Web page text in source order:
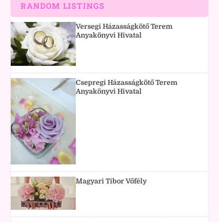
RANDOM LISTINGS
Versegi Házasságkötő Terem
Anyakönyvi Hivatal
Csepregi Házasságkötő Terem
Anyakönyvi Hivatal
Magyari Tibor Vőfély